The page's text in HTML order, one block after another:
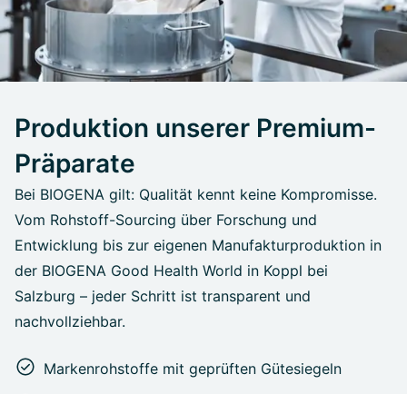
Produktion unserer Premium-
Präparate
Bei BIOGENA gilt: Qualität kennt keine Kompromisse.
Vom Rohstoff-Sourcing über Forschung und
Entwicklung bis zur eigenen Manufakturproduktion in
der BIOGENA Good Health World in Koppl bei
Salzburg – jeder Schritt ist transparent und
nachvollziehbar.
Markenrohstoffe mit geprüften Gütesiegeln